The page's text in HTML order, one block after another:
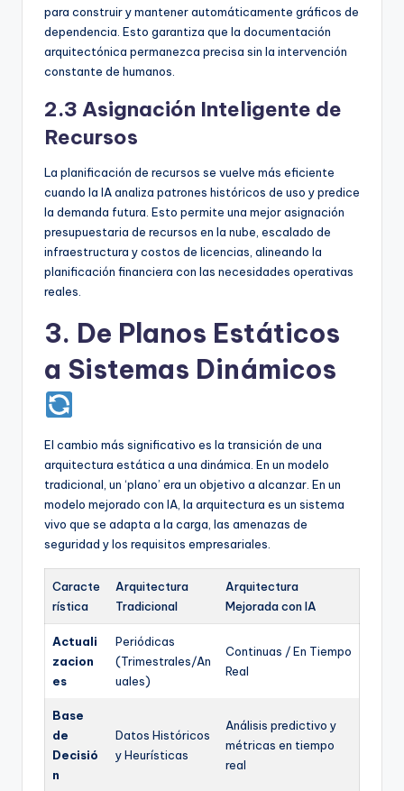
para construir y mantener automáticamente gráficos de
dependencia. Esto garantiza que la documentación
arquitectónica permanezca precisa sin la intervención
constante de humanos.
2.3 Asignación Inteligente de
Recursos
La planificación de recursos se vuelve más eficiente
cuando la IA analiza patrones históricos de uso y predice
la demanda futura. Esto permite una mejor asignación
presupuestaria de recursos en la nube, escalado de
infraestructura y costos de licencias, alineando la
planificación financiera con las necesidades operativas
reales.
3. De Planos Estáticos
a Sistemas Dinámicos
El cambio más significativo es la transición de una
arquitectura estática a una dinámica. En un modelo
tradicional, un ‘plano’ era un objetivo a alcanzar. En un
modelo mejorado con IA, la arquitectura es un sistema
vivo que se adapta a la carga, las amenazas de
seguridad y los requisitos empresariales.
Caracte
rística
Arquitectura
Tradicional
Arquitectura
Mejorada con IA
Actuali
zacion
es
Periódicas
(Trimestrales/An
uales)
Continuas / En Tiempo
Real
Base
de
Decisió
n
Datos Históricos
y Heurísticas
Análisis predictivo y
métricas en tiempo
real